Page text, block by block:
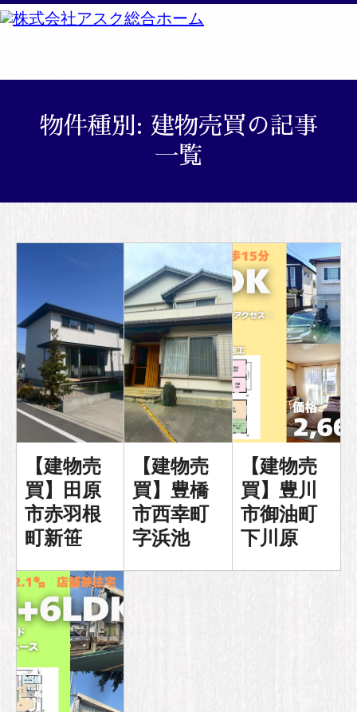
物件種別: 建物売買の記事
一覧
【建物売
買】田原
市赤羽根
町新笹
【建物売
買】豊橋
市西幸町
字浜池
【建物売
買】豊川
市御油町
下川原